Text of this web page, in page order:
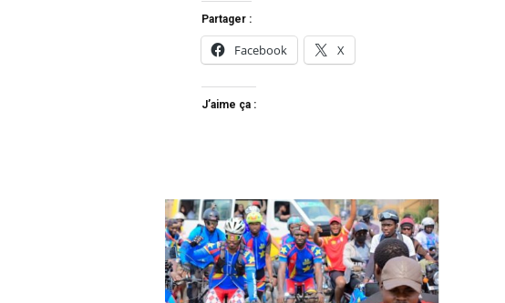
Partager :
Facebook X
J’aime ça :